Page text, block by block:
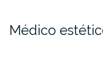
Médico